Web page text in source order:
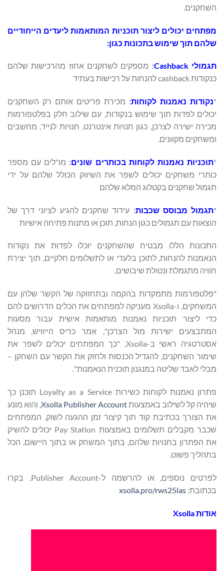
השחקנים.
מפתחים יכולים ליצור תוכניות המותאמות ליעדים הייחודיים
שלהם תוך שימוש בתכונות כגון:
תגמוליCashback
: מספקים לשחקנים אחוז מהרכישות שלהם
כנקודות cashback להנחות על רכישות בעתיד
*נקודות נאמנות לקוחות: מכירת פריטים אותם רק השחקנים
יכולים לפדות תוך שימוש בנקודות, עם שילוב חלק בפלטפורמות
מכירה ישירה לצרכן, כגון חנויות אינטרנט, חנויות לנייד, מחשבים
ומשחקים מקוונים.
*תוכניות נאמנות לקוחות בכותרים שונים: מו"לים עם מספר
כותרי משחקים יכולים לשפר את השיווק הכולל שלהם על ידי
תגמול שחקנים בקטלוג המלא שלהם
*תגמול מבוסס שכבות: עידוד שחקנים להגיע לציוני דרך של
הוצאות עם תגמולים כגון הנחות, תוכן או מתנות פתיחה אישיות
התכונות הללו מבטיח שהשחקנים יוכלו לפדות את נקודות
הנאמנות להנחות, לתוכן בלעדי או לתשלומים חלקיים, תוך יצירת
חוויה מתגמלת ונטולת שיבושים.
"פלטפורמות מתמקדות בהקמה ובתחזוקה של הקשר שלהן עם
המשחקים, ו-Xsolla מעניקה למפתחים את הכלים הדרושים להם
כדי ליצור תוכניות נאמנות מותאמות אישית עבור מסעות
המתבצעים ישירות מול הצרכן", אמר כריס הייוויש, מנהל
אסטרטגיה ראשי ב-Xsolla. "כך המפתחים יכולים לשפר את
שימור השחקנים, להגדיל הכנסות ולחזק את הקשר עם השחקן –
מבלי לאבד שליטה במנגנון תוכנית הנאמנות".
פתרון נאמנות לקוחות כשירות Loyalty as a Service תוכנן כך
שיהיה קל לשילוב באמצעותXsolla Publisher Account, והוא מונע
את הצורך בכתיבת קוד תוך קיצור זמן ההגעה לשוק. המפתחים
שכבר מקבלים תשלומים באמצעות Pay Station יכולים להשיק
את הפתרון בחנויות שלהם, בתוך המשחק או בתוך היישום, הכל
בתהליך פשוט.
לפרטים נוספים, או להרשמה ל-Publisher Account, בקרו
בכתובת: xsolla.pro/rws25las
אודותXsolla